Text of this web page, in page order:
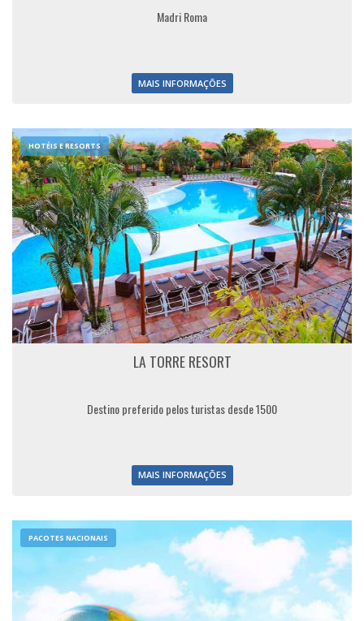
Madri Roma
MAIS INFORMAÇÕES
HOTÉIS E RESORTS
LA TORRE RESORT
Destino preferido pelos turistas desde 1500
MAIS INFORMAÇÕES
PACOTES NACIONAIS